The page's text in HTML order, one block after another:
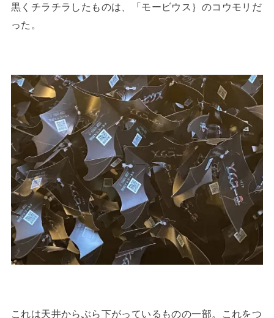
黒くチラチラしたものは、「モービウス｝のコウモリだ
った。
これは天井からぶら下がっているものの一部。これをつ